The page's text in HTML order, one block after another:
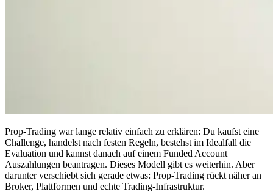
Prop-Trading war lange relativ einfach zu erklären: Du kaufst eine
Challenge, handelst nach festen Regeln, bestehst im Idealfall die
Evaluation und kannst danach auf einem Funded Account
Auszahlungen beantragen. Dieses Modell gibt es weiterhin. Aber
darunter verschiebt sich gerade etwas: Prop-Trading rückt näher an
Broker, Plattformen und echte Trading-Infrastruktur.